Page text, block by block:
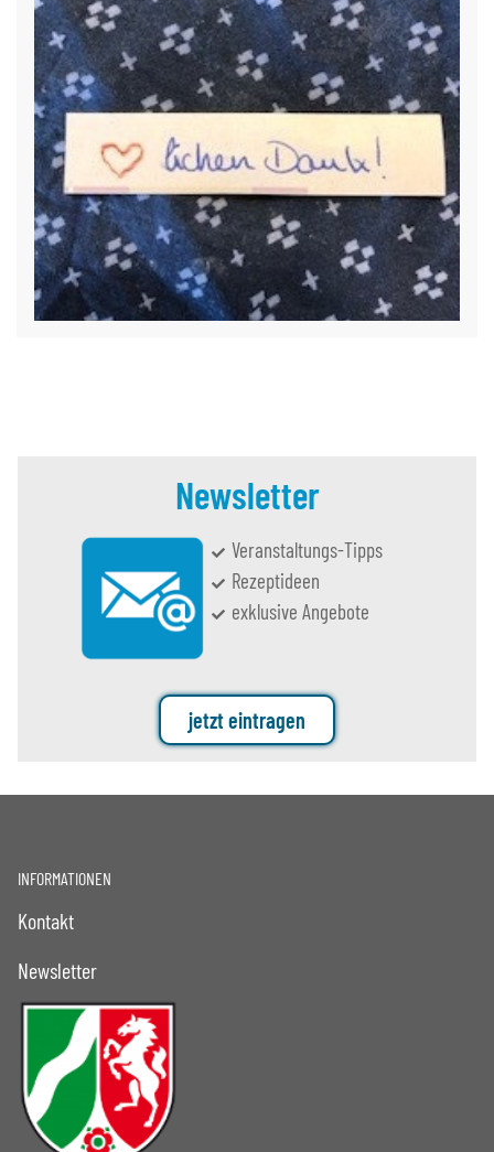
Newsletter
Veranstaltungs-Tipps
Rezeptideen
exklusive Angebote
jetzt eintragen
INFORMATIONEN
Kontakt
Newsletter